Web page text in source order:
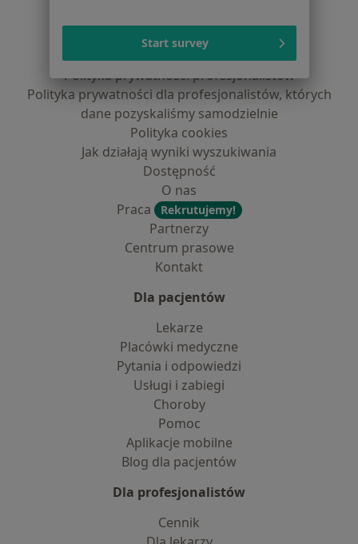
Regulamin
Polityka prywatności profesjonalistów
Polityka prywatności dla profesjonalistów, których
dane pozyskaliśmy samodzielnie
Polityka cookies
Jak działają wyniki wyszukiwania
Dostępność
O nas
Praca
Rekrutujemy!
Partnerzy
Centrum prasowe
Kontakt
Dla pacjentów
Lekarze
Placówki medyczne
Pytania i odpowiedzi
Usługi i zabiegi
Choroby
Pomoc
Aplikacje mobilne
Blog dla pacjentów
Dla profesjonalistów
Cennik
Start survey